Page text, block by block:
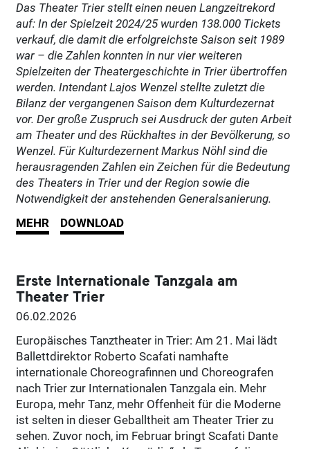
Das Theater Trier stellt einen neuen Langzeitrekord
auf: In der Spielzeit 2024/25 wurden 138.000 Tickets
verkauf, die damit die erfolgreichste Saison seit 1989
war – die Zahlen konnten in nur vier weiteren
Spielzeiten der Theatergeschichte in Trier übertroffen
werden. Intendant Lajos Wenzel stellte zuletzt die
Bilanz der vergangenen Saison dem Kulturdezernat
vor. Der große Zuspruch sei Ausdruck der guten Arbeit
am Theater und des Rückhaltes in der Bevölkerung, so
Wenzel. Für Kulturdezernent Markus Nöhl sind die
herausragenden Zahlen ein Zeichen für die Bedeutung
des Theaters in Trier und der Region sowie die
Notwendigkeit der anstehenden Generalsanierung.
MEHR
DOWNLOAD
Erste Internationale Tanzgala am
Theater Trier
06.02.2026
Europäisches Tanztheater in Trier: Am 21. Mai lädt
Ballettdirektor Roberto Scafati namhafte
internationale Choreografinnen und Choreografen
nach Trier zur Internationalen Tanzgala ein. Mehr
Europa, mehr Tanz, mehr Offenheit für die Moderne
ist selten in dieser Geballtheit am Theater Trier zu
sehen. Zuvor noch, im Februar bringt Scafati Dante